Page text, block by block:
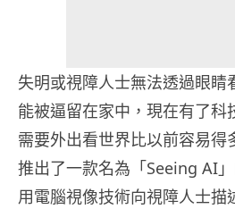
失明或視障人士無法透過眼睛
能被逼留在家中，現在有了科
需要外出看世界比以前容易
推出了一款名為「Seeing AI
用電腦視像技術向視障人士描